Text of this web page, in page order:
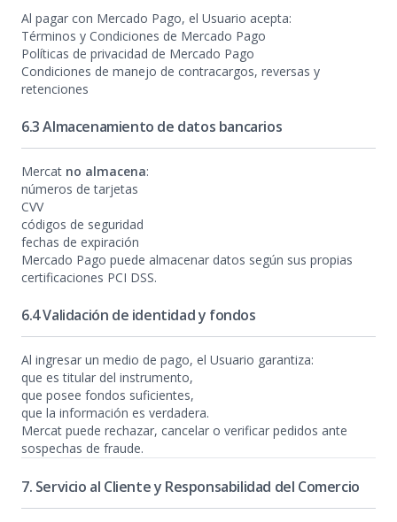
Al pagar con Mercado Pago, el Usuario acepta:
Términos y Condiciones de Mercado Pago
Políticas de privacidad de Mercado Pago
Condiciones de manejo de contracargos, reversas y
retenciones
6.3 Almacenamiento de datos bancarios
Mercat no almacena:
números de tarjetas
CVV
códigos de seguridad
fechas de expiración
Mercado Pago puede almacenar datos según sus propias
certificaciones PCI DSS.
6.4 Validación de identidad y fondos
Al ingresar un medio de pago, el Usuario garantiza:
que es titular del instrumento,
que posee fondos suficientes,
que la información es verdadera.
Mercat puede rechazar, cancelar o verificar pedidos ante
sospechas de fraude.
7. Servicio al Cliente y Responsabilidad del Comercio